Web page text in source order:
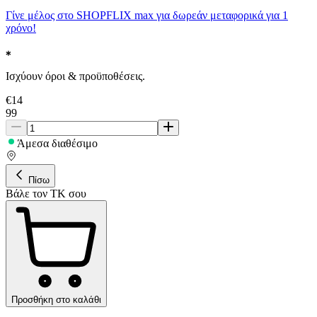
Γίνε μέλος στο SHOPFLIX max για δωρεάν μεταφορικά για 1
χρόνο!
Ισχύουν όροι & προϋποθέσεις.
€14
99
Άμεσα διαθέσιμο
Πίσω
Βάλε τον ΤΚ σου
Προσθήκη στο καλάθι